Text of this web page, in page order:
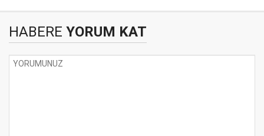
HABERE YORUM KAT